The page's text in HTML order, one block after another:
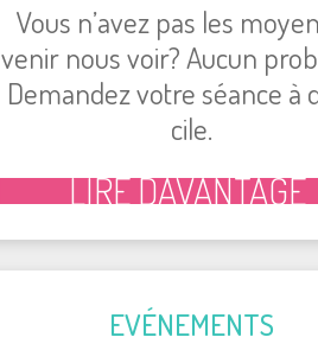
Vous n’avez pas les
venir nous voir? Aucun
Deman­dez votre séance
cile.
LIRE DAVAN­TAGE
EVÉ­NE­MENTS